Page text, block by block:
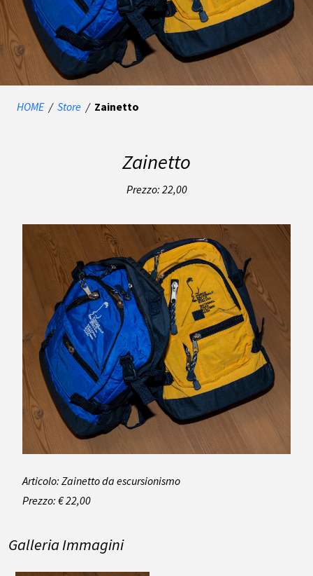
HOME / Store / Zainetto
Zainetto
Prezzo: 22,00
Articolo: Zainetto da escursionismo
Prezzo: € 22,00
Galleria Immagini